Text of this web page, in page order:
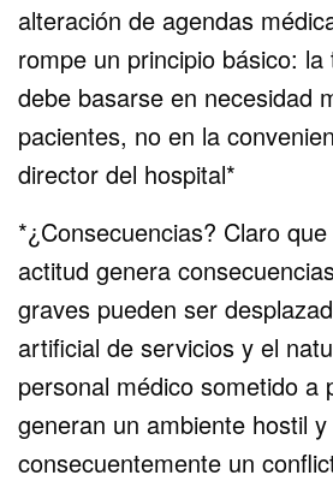
alteración de agendas
rompe un principio básico:
debe basarse en necesidad
pacientes, no en la
director del hospital*
*¿Consecuencias? Claro
actitud genera
graves pueden ser
artificial de servicios y el
personal médico sometido a
generan un ambiente hostil y
consecuentemente un